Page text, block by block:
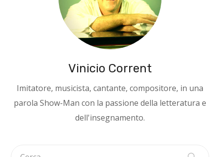
Vinicio Corrent
Imitatore, musicista, cantante, compositore, in una
parola Show-Man con la passione della letteratura e
dell'insegnamento.